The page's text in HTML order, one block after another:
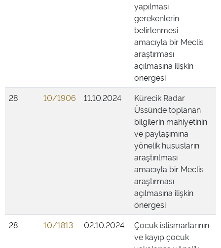
yapılması
gerekenlerin
belirlenmesi
amacıyla bir Meclis
araştırması
açılmasına ilişkin
önergesi
28
10/1906 11.10.2024
Kürecik Radar
Üssünde toplanan
bilgilerin mahiyetinin
ve paylaşımına
yönelik hususların
araştırılması
amacıyla bir Meclis
araştırması
açılmasına ilişkin
önergesi
28
10/1813 02.10.2024
Çocuk istismarlarının
ve kayıp çocuk